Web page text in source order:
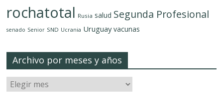
rochatotal Rusia salud Segunda Profesional
senado Senior SND Ucrania Uruguay vacunas
Archivo por meses y años